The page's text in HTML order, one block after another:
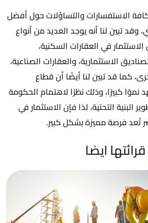
كافة الاستفسارات والتساؤلات حول أفضل
وقد تبين لنا أنه يوجد العديد من أنواع
في العقارات السكنية،
الاستثمارية، والعقارات الصناعية،
كما قد تبين لنا أيضًا أن قطاع
كبيرًا، وذلك نظرًا لاهتمام الحكومة
البنية التحتية، لذا فإن الاستثمار في
تُعد فرصة مميزة بشكل كبير.
ايضا